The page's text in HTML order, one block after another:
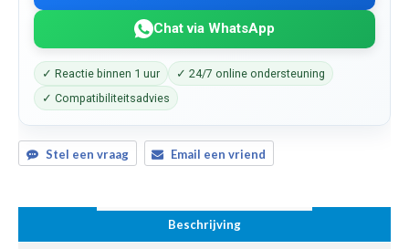
Chat via WhatsApp
✓ Reactie binnen 1 uur
✓ 24/7 online ondersteuning
✓ Compatibiliteitsadvies
Stel een vraag Email een vriend
Beschrijving